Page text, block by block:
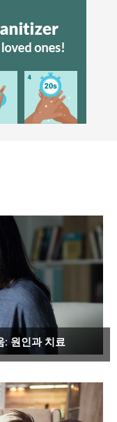
: 원인과 치료